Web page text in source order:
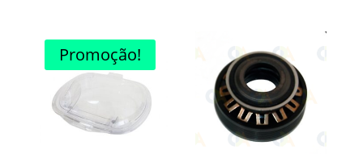
Promoção!